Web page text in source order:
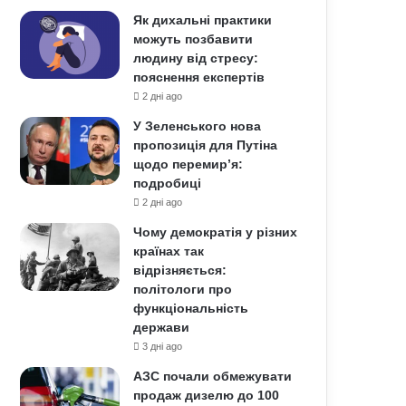
Як дихальні практики
можуть позбавити
людину від стресу:
пояснення експертів
2 дні ago
У Зеленського нова
пропозиція для Путіна
щодо перемир’я:
подробиці
2 дні ago
Чому демократія у різних
країнах так
відрізняється:
політологи про
функціональність
держави
3 дні ago
АЗС почали обмежувати
продаж дизелю до 100